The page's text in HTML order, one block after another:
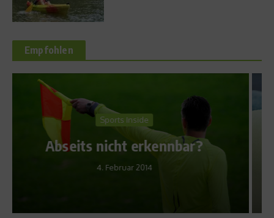
Empfohlen
Ratgeber Gesundheit
Aufgerissen – der
Umgang mit